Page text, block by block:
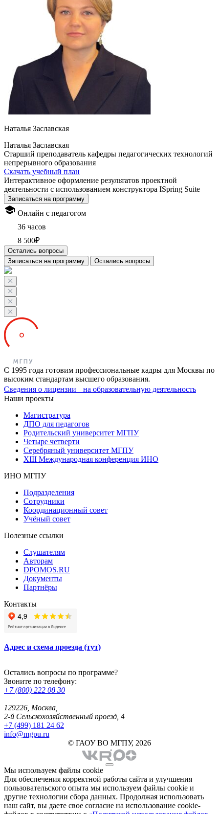
Наталья Заславская
Наталья Заславская
Старший преподаватель кафедры педагогических технологий
непрерывного образования
Скачать учебный план
Интерактивное оформление результатов проектной
деятельности с использованием конструктора ISpring Suite
Записаться на программу
Онлайн с педагогом
36 часов
8 500₽
Остались вопросы
Записаться на программу
Остались вопросы
С 1995 года готовим профессиональные кадры для Москвы по
высоким стандартам высшего образования.
Сведения о лицензии на образовательную деятельность
Наши проекты
Магистратура
ДПО для педагогов
Родительский университет МГПУ
Четыре четверти
Серебряный университет МГПУ
XIII Международная конференция ИНО
ИНО МГПУ
Подразделения
Сотрудники
Координационный совет
Учёный совет
Полезные ссылки
Слушателям
Авторам
DPOMOS.RU
Документы
Партнёры
Контакты
Адрес и схема проезда (тут)
Остались вопросы по программе?
Звоните по телефону:
+7 (800) 222 08 30
129226, Москва,
2-й Сельскохозяйственный проезд, 4
+7 (499) 181 24 62
info@mgpu.ru
© ГАОУ ВО МГПУ, 2026
Мы используем файлы cookie
Для обеспечения корректной работы сайта и улучшения
пользовательского опыта мы используем файлы cookie и
другие технологии сбора данных. Продолжая использовать
наш сайт, вы даете свое согласие на использование cookie-